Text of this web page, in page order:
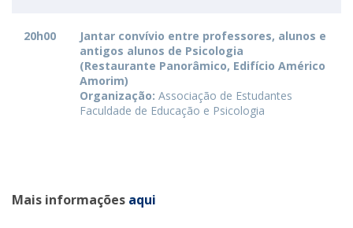
20h00
Jantar convívio entre professores, alunos e
antigos alunos de Psicologia
(Restaurante Panorâmico, Edifício Américo
Amorim)
Organização: Associação de Estudantes
Faculdade de Educação e Psicologia
Mais informações aqui